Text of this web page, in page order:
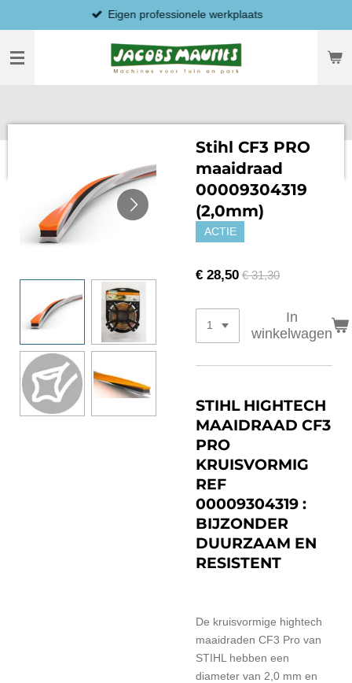
direct
naar
hoofdinhoud
Eigen professionele werkplaats
Stihl CF3 PRO
maaidraad
00009304319
(2,0mm)
ACTIE
€ 28,50 € 31,30
In
winkelwagen
STIHL HIGHTECH
MAAIDRAAD CF3
PRO
KRUISVORMIG
REF
00009304319 :
BIJZONDER
DUURZAAM EN
RESISTENT
De kruisvormige hightech
maaidraden CF3 Pro van
STIHL hebben een
diameter van 2,0 mm en